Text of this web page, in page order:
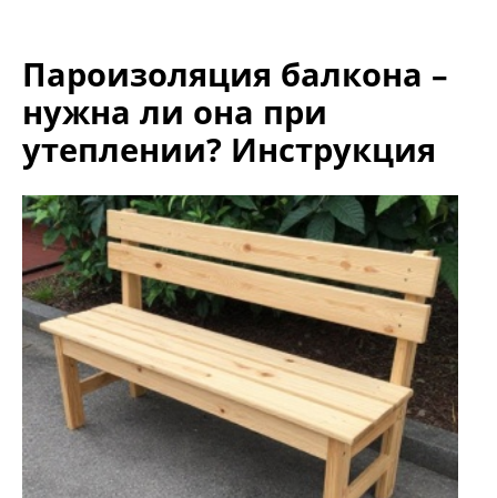
Пароизоляция балкона –
нужна ли она при
утеплении? Инструкция